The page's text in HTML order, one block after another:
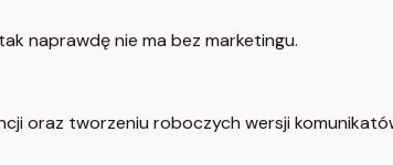
naprawdę nie ma bez marketingu.
oraz tworzeniu roboczych wersji